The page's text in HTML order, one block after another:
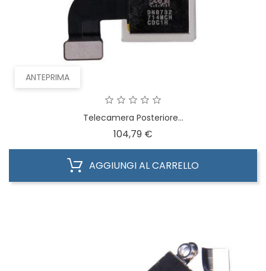
ANTEPRIMA
Telecamera Posteriore...
104,79 €
AGGIUNGI AL CARRELLO